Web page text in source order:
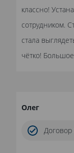
классно!
сотрудником.
стала
чётко!
Олег